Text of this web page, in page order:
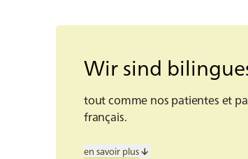
Wir sind
tout comme nos patientes et
français.
Nous reconnaissons
en savoir plus